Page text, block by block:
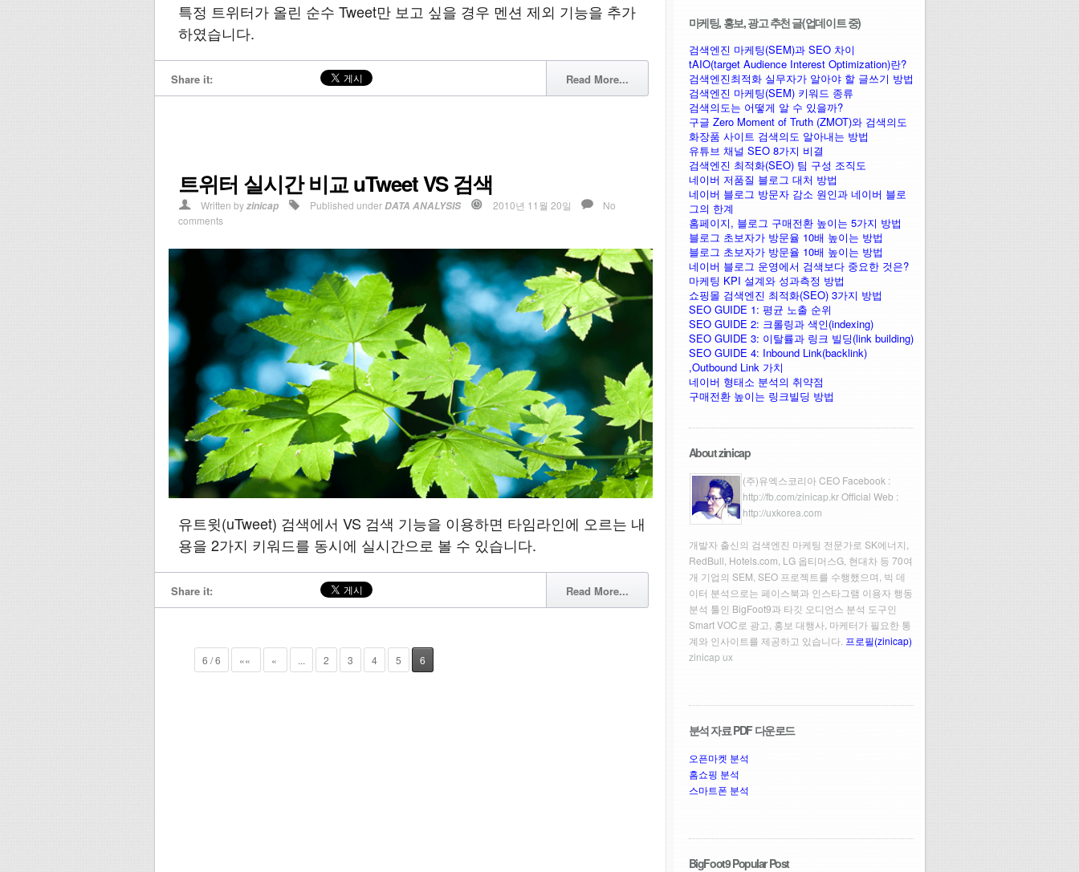
특정 트위터가 올린 순수 Tweet만 보고 싶을 경우 멘션 제외 기능을 추가
하였습니다.
Share it: Read More...
트위터 실시간 비교 uTweet VS 검색
Written byzinicap Published underDATA ANALYSIS 2010년 11월 20일
No
comments
유트윗(uTweet) 검색에서 VS 검색 기능을 이용하면 타임라인에 오르는 내
용을 2가지 키워드를 동시에 실시간으로 볼 수 있습니다.
Share it: Read More...
6 / 6 «« « ... 2 3 4 5 6
마케팅, 홍보, 광고 추천 글(업데이트 중)
검색엔진 마케팅(SEM)과 SEO 차이
tAIO(target Audience Interest Optimization)란?
검색엔진최적화 실무자가 알아야 할 글쓰기 방법
검색엔진 마케팅(SEM) 키워드 종류
검색의도는 어떻게 알 수 있을까?
구글 Zero Moment of Truth (ZMOT)와 검색의도
화장품 사이트 검색의도 알아내는 방법
유튜브 채널 SEO 8가지 비결
검색엔진 최적화(SEO) 팀 구성 조직도
네이버 저품질 블로그 대처 방법
네이버 블로그 방문자 감소 원인과 네이버 블로
그의 한계
홈페이지, 블로그 구매전환 높이는 5가지 방법
블로그 초보자가 방문율 10배 높이는 방법
블로그 초보자가 방문율 10배 높이는 방법
네이버 블로그 운영에서 검색보다 중요한 것은?
마케팅 KPI 설계와 성과측정 방법
쇼핑몰 검색엔진 최적화(SEO) 3가지 방법
SEO GUIDE 1: 평균 노출 순위
SEO GUIDE 2: 크롤링과 색인(indexing)
SEO GUIDE 3: 이탈률과 링크 빌딩(link building)
SEO GUIDE 4: Inbound Link(backlink)
,Outbound Link 가치
네이버 형태소 분석의 취약점
구매전환 높이는 링크빌딩 방법
About zinicap
(주)유엑스코리아 CEO Facebook :
http://fb.com/zinicap.krOfficial Web :
http://uxkorea.com
개발자 출신의 검색엔진 마케팅 전문가로 SK에너지,
RedBull, Hotels.com, LG 옵티머스G, 현대차 등 70여
개 기업의 SEM, SEO 프로젝트를 수행했으며, 빅 데
이터 분석으로는 페이스북과 인스타그램 이용자 행동
분석 툴인 BigFoot9과 타깃 오디언스 분석 도구인
Smart VOC로 광고, 홍보 대행사, 마케터가 필요한 통
계와 인사이트를 제공하고 있습니다. 프로필(zinicap)
zinicap ux
분석 자료 PDF 다운로드
오픈마켓 분석
홈쇼핑 분석
스마트폰 분석
BigFoot9 Popular Post